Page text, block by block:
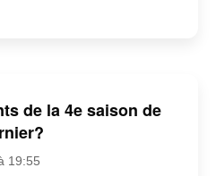
de la 4e saison de
19:55